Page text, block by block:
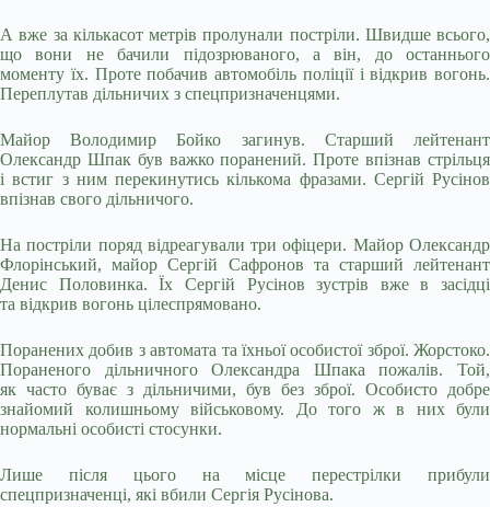
А вже за кількасот метрів пролунали постріли. Швидше всього,
що вони не бачили підозрюваного, а він, до останнього
моменту їх. Проте побачив автомобіль поліції і відкрив вогонь.
Переплутав дільничих з спецпризначенцями.
Майор Володимир Бойко загинув. Старший лейтенант
Олександр Шпак був важко поранений. Проте впізнав стрільця
і встиг з ним перекинутись кількома фразами. Сергій Русінов
впізнав свого дільничого.
На постріли поряд відреагували три офіцери. Майор Олександр
Флорінський, майор Сергій Сафронов та старший лейтенант
Денис Половинка. Їх Сергій Русінов зустрів вже в засідці
та відкрив вогонь цілеспрямовано.
Поранених добив з автомата та їхньої особистої зброї. Жорстоко.
Пораненого дільничного Олександра Шпака пожалів. Той,
як часто буває з дільничими, був без зброї. Особисто добре
знайомий колишньому військовому. До того ж в них були
нормальні особисті стосунки.
Лише після цього на місце перестрілки прибули
спецпризначенці, які вбили Сергія Русінова.